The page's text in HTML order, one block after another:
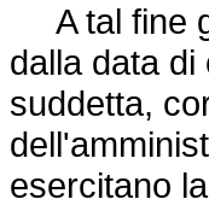
A tal fine
dalla data
suddetta,
esercitano